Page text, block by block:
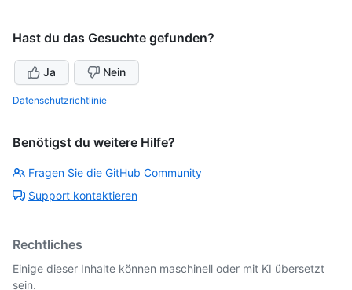
Hast du das Gesuchte gefunden?
Ja Nein
Datenschutzrichtlinie
Benötigst du weitere Hilfe?
Fragen Sie die GitHub Community
Support kontaktieren
Rechtliches
Einige dieser Inhalte können maschinell oder mit KI übersetzt
sein.